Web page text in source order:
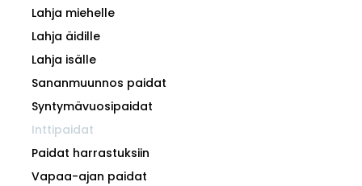
Lahja miehelle
Lahja äidille
Lahja isälle
Sananmuunnos paidat
Syntymävuosipaidat
Inttipaidat
Paidat harrastuksiin
Vapaa-ajan paidat